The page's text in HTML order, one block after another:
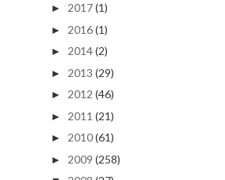
► 2017(1)
► 2016(1)
► 2014(2)
► 2013 (29)
► 2012 (46)
► 2011 (21)
► 2010(61)
► 2009 (258)